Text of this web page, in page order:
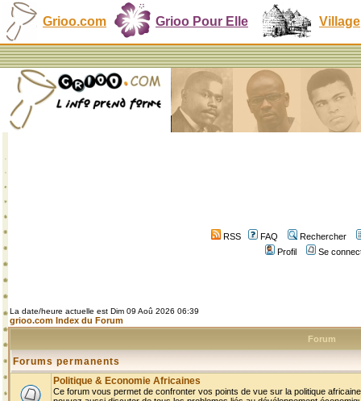
Grioo.com Grioo Pour Elle Village
RSS FAQ
Rechercher
Profil
Se
La date/heure actuelle est Dim 09 Aoû 2026 06:39
grioo.com Index du Forum
Forum
Forums permanents
Politique & Economie Africaines
Ce forum vous permet de confronter vos points de vue sur la politique